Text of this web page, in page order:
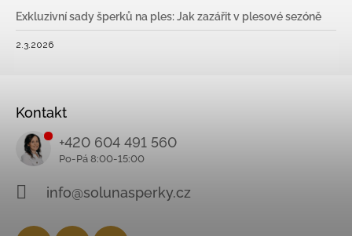
Exkluzivní sady šperků na ples: Jak zazářit v plesové sezóně
2.3.2026
Kontakt
+420 604 491 560
info@solunasperky.cz